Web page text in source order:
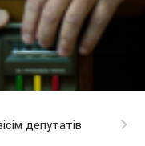
депутатів